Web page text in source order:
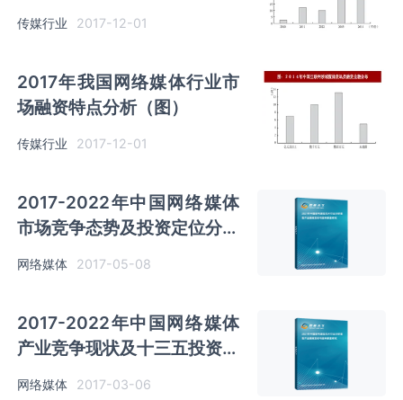
（图）
传媒行业 2017-12-01
2017年我国网络媒体行业市
场融资特点分析（图）
传媒行业 2017-12-01
2017-2022年中国网络媒体
市场竞争态势及投资定位分析
网络媒体 2017-05-08
2017-2022年中国网络媒体
产业竞争现状及十三五投资决
策分析报告
网络媒体 2017-03-06